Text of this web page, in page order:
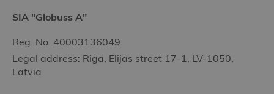
SIA "Globuss A"
Reg. No. 40003136049
Legal address: Riga, Elijas street 17-1, LV-1050,
Latvia